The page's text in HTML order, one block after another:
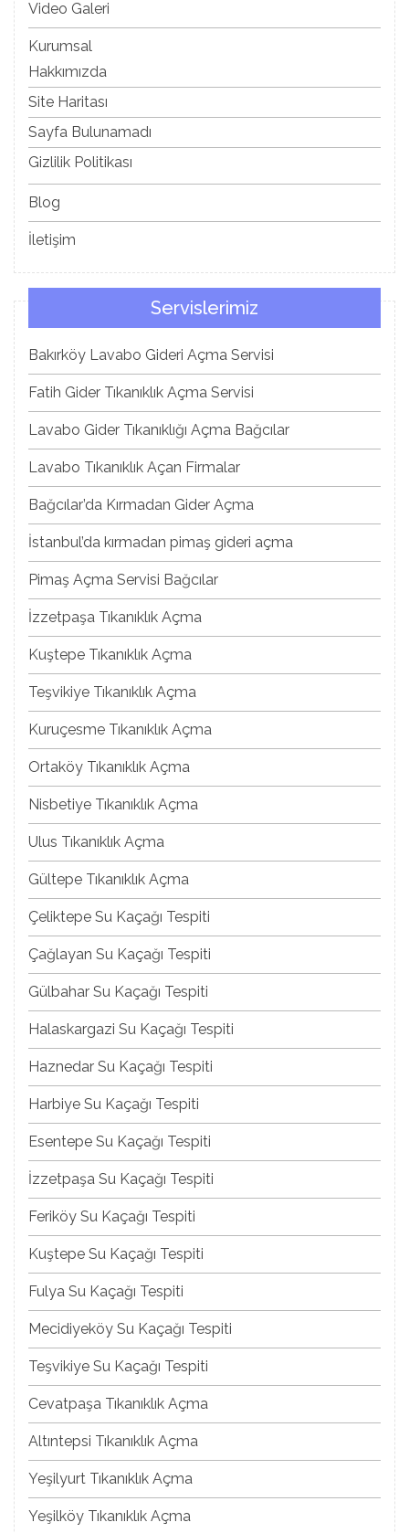
Video Galeri
Kurumsal
Hakkımızda
Site Haritası
Sayfa Bulunamadı
Gizlilik Politikası
Blog
İletişim
Servislerimiz
Bakırköy Lavabo Gideri Açma Servisi
Fatih Gider Tıkanıklık Açma Servisi
Lavabo Gider Tıkanıklığı Açma Bağcılar
Lavabo Tıkanıklık Açan Firmalar
Bağcılar’da Kırmadan Gider Açma
İstanbul’da kırmadan pimaş gideri açma
Pimaş Açma Servisi Bağcılar
İzzetpaşa Tıkanıklık Açma
Kuştepe Tıkanıklık Açma
Teşvikiye Tıkanıklık Açma
Kuruçesme Tıkanıklık Açma
Ortaköy Tıkanıklık Açma
Nisbetiye Tıkanıklık Açma
Ulus Tıkanıklık Açma
Gültepe Tıkanıklık Açma
Çeliktepe Su Kaçağı Tespiti
Çağlayan Su Kaçağı Tespiti
Gülbahar Su Kaçağı Tespiti
Halaskargazi Su Kaçağı Tespiti
Haznedar Su Kaçağı Tespiti
Harbiye Su Kaçağı Tespiti
Esentepe Su Kaçağı Tespiti
İzzetpaşa Su Kaçağı Tespiti
Feriköy Su Kaçağı Tespiti
Kuştepe Su Kaçağı Tespiti
Fulya Su Kaçağı Tespiti
Mecidiyeköy Su Kaçağı Tespiti
Teşvikiye Su Kaçağı Tespiti
Cevatpaşa Tıkanıklık Açma
Altıntepsi Tıkanıklık Açma
Yeşilyurt Tıkanıklık Açma
Yeşilköy Tıkanıklık Açma